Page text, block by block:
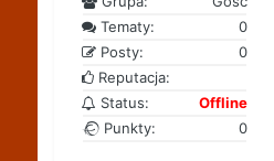
Tematy:
0
Posty:
0
Reputacja:
Status:
Offline
Punkty:
0